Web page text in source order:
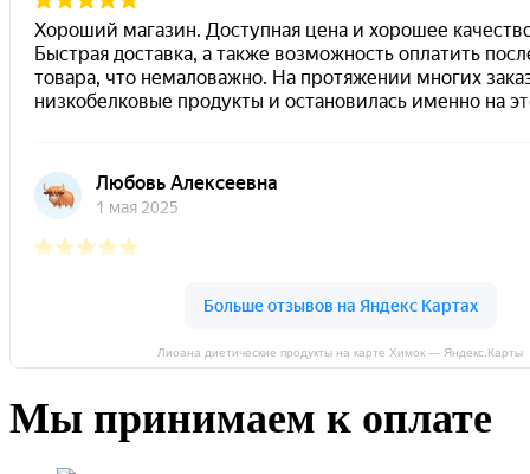
Лиоана диетические продукты на карте Химок — Яндекс.Карты
Мы принимаем к оплате